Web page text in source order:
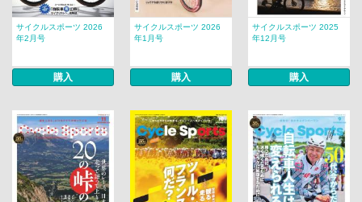
サイクルスポーツ 2026
年2月号
購入
サイクルスポーツ 2026
年1月号
購入
サイクルスポーツ 2025
年12月号
購入